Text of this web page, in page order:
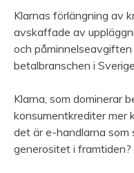
Klarnas förlängning av
avskaffade av
och
betalbranschen i
Klarna, som dominerar
konsumentkrediter mer
det är e-handlarna som
generositet i framtiden?